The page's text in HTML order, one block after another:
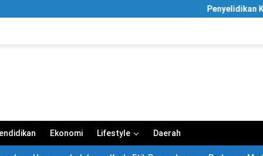
Penyelidikan KPK
Ekonomi Lifestyle Daerah